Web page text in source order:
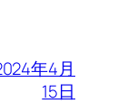
年4月
15日